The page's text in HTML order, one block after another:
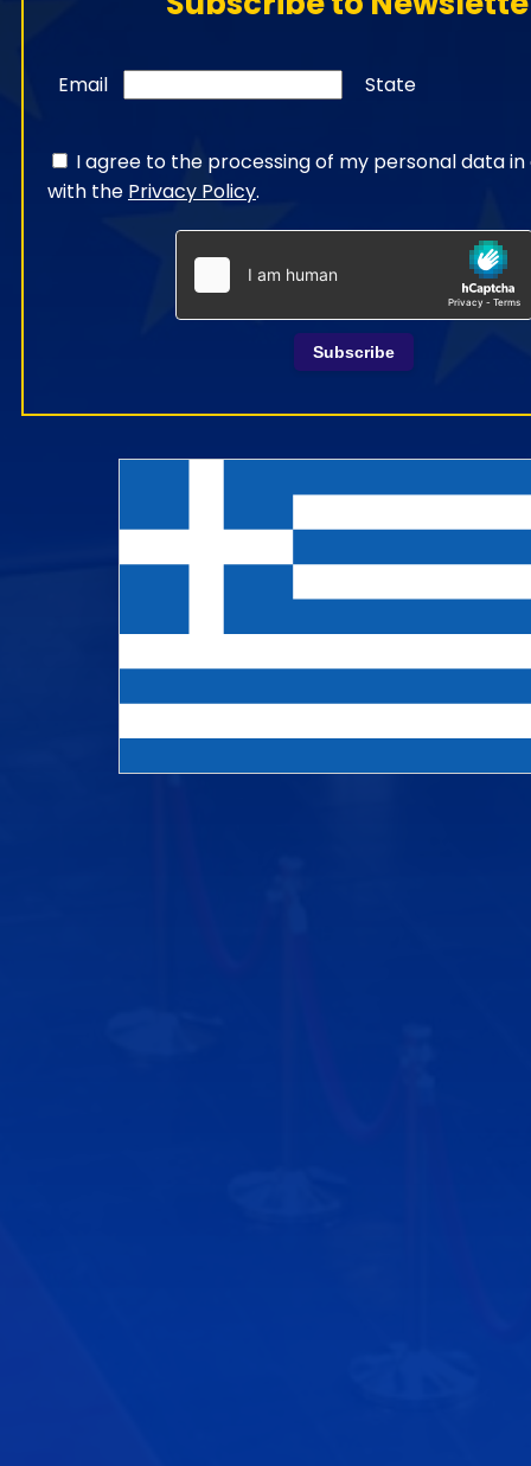
Email State
I agree to the processing of my personal data
with the Privacy Policy.
Subscribe